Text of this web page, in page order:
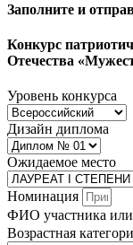
Заполните и
Конкурс
Отечества
Уровень конкурса
Дизайн диплома
Ожидаемое место
Номинация
ФИО участника или
Возрастная